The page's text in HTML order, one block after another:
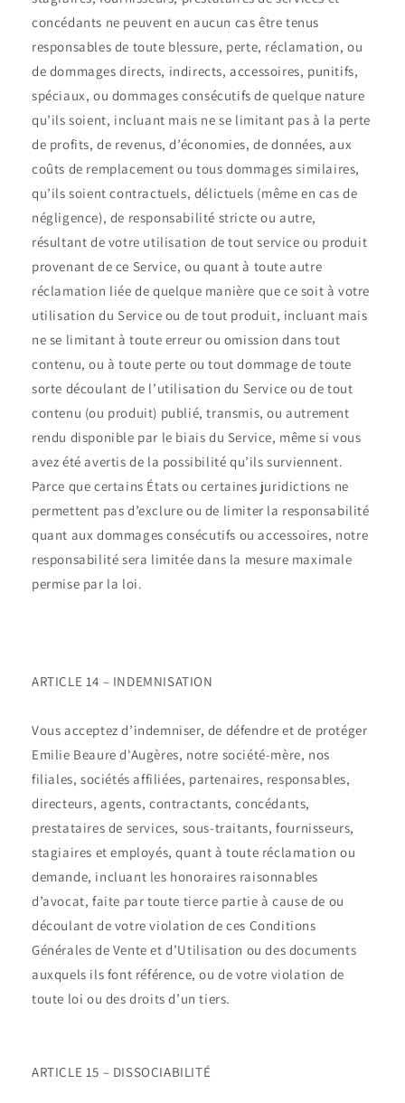
concédants ne peuvent en aucun cas être tenus
responsables de toute blessure, perte, réclamation, ou
de dommages directs, indirects, accessoires, punitifs,
spéciaux, ou dommages consécutifs de quelque nature
qu’ils soient, incluant mais ne se limitant pas à la perte
de profits, de revenus, d’économies, de données, aux
coûts de remplacement ou tous dommages similaires,
qu’ils soient contractuels, délictuels (même en cas de
négligence), de responsabilité stricte ou autre,
résultant de votre utilisation de tout service ou produit
provenant de ce Service, ou quant à toute autre
réclamation liée de quelque manière que ce soit à votre
utilisation du Service ou de tout produit, incluant mais
ne se limitant à toute erreur ou omission dans tout
contenu, ou à toute perte ou tout dommage de toute
sorte découlant de l’utilisation du Service ou de tout
contenu (ou produit) publié, transmis, ou autrement
rendu disponible par le biais du Service, même si vous
avez été avertis de la possibilité qu’ils surviennent.
Parce que certains États ou certaines juridictions ne
permettent pas d’exclure ou de limiter la responsabilité
quant aux dommages consécutifs ou accessoires, notre
responsabilité sera limitée dans la mesure maximale
permise par la loi.
ARTICLE 14 – INDEMNISATION
Vous acceptez d’indemniser, de défendre et de protéger
Emilie Beaure d'Augères, notre société-mère, nos
filiales, sociétés affiliées, partenaires, responsables,
directeurs, agents, contractants, concédants,
prestataires de services, sous-traitants, fournisseurs,
stagiaires et employés, quant à toute réclamation ou
demande, incluant les honoraires raisonnables
d’avocat, faite par toute tierce partie à cause de ou
découlant de votre violation de ces Conditions
Générales de Vente et d’Utilisation ou des documents
auxquels ils font référence, ou de votre violation de
toute loi ou des droits d’un tiers.
ARTICLE 15 – DISSOCIABILITÉ